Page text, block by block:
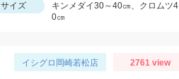
サイズ
キンメダイ30～40㎝、クロムツ4
0㎝
イシグロ岡崎若松店 2761 view